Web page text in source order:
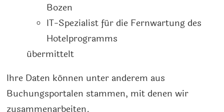
Bozen
IT-Spezialist für die Fernwartung des
Hotelprogramms
übermittelt
Ihre Daten können unter anderem aus
Buchungsportalen stammen, mit denen wir